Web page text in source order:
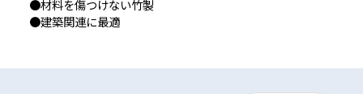
●材料を傷つけない竹製
●建築関連に最適